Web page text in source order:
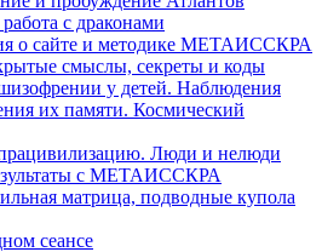
с драконами
о сайте и методике МЕТАИССКРА
смыслы, секреты и коды
у детей. Наблюдения
их памяти. Космический
Люди и нелюди
с МЕТАИССКРА
матрица, подводные купола
сеансе